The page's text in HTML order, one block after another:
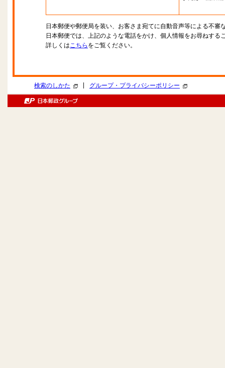
日本郵便や郵便局を装い、お客さま宛てに自動音声等による不審
日本郵便では、上記のような電話をかけ、個人情報をお尋ねする
詳しくはこちら をご覧ください。
検索のしかた グループ・プライバシーポリシー